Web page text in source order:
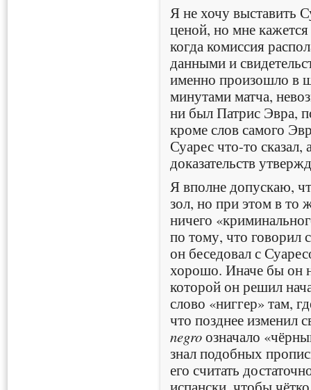
Я не хочу выставить
ценой, но мне
когда комиссия
данными и
именно произошло
минутами матча,
ни был Патрис Эвра,
кроме слов самого
Суарес что-то
доказательств
Я вполне допускаю,
зол, но при этом в то
ничего
по тому, что говорил
он беседовал с
хорошо. Иначе бы он
которой он решил
слово «ниггер» там,
что позднее изменил
negroозначало
знал подобных
его считать